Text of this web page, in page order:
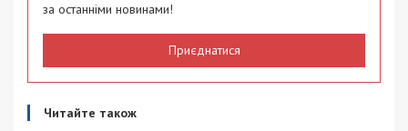
за останніми новинами!
Приєднатися
Читайте також